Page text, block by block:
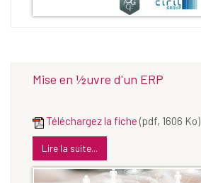
Mise en ½uvre d'un ERP
Téléchargez la fiche (pdf, 1606 Ko)
Lire la suite...